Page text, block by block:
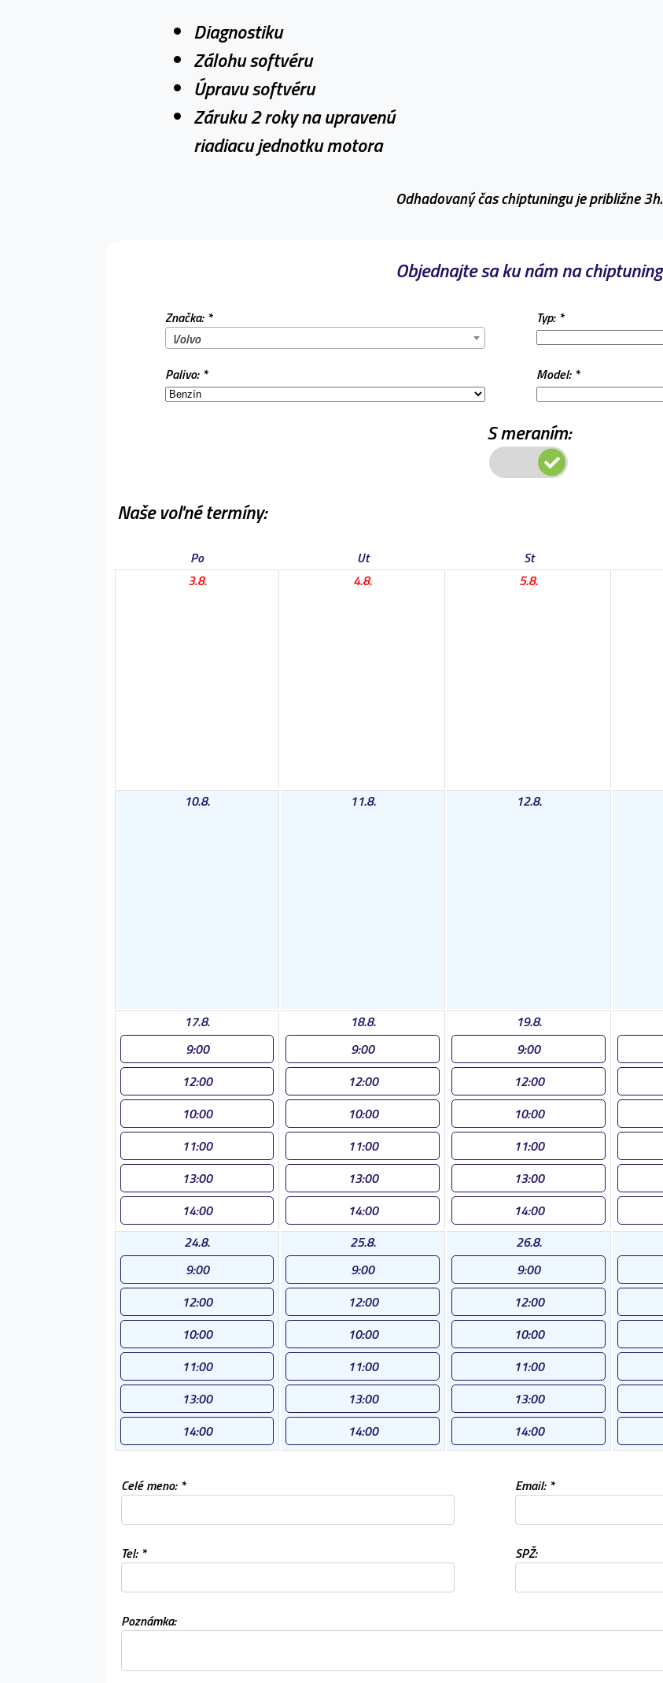
Diagnostiku
Zálohu softvéru
Úpravu softvéru
Záruku 2 roky na upravenú
riadiacu jednotku motora
Odhadovaný čas chiptuningu je približne 3h.
Objednajte sa ku nám na chiptuning
Značka: *
Volvo
Typ: *
Palivo: * Model: *
S meraním:
Naše voľné termíny:
Po Ut St
3.8.
4.8. 5.8.
10.8. 11.8. 12.8.
17.8.
9:00
12:00
10:00
11:00
13:00
14:00
18.8.
9:00
12:00
10:00
11:00
13:00
14:00
19.8.
9:00
12:00
10:00
11:00
13:00
14:00
24.8.
9:00
12:00
10:00
11:00
13:00
14:00
25.8.
9:00
12:00
10:00
11:00
13:00
14:00
26.8.
9:00
12:00
10:00
11:00
13:00
14:00
Celé meno: * Email: *
Tel: * SPŽ:
Poznámka: